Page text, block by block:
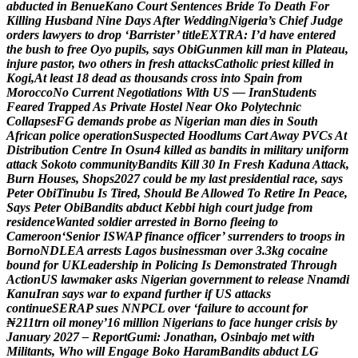
abducted in BenueKano Court Sentences Bride To Death For
Killing Husband Nine DaysAfter WeddingNigeria’s Chief Judge
orders lawyers to drop ‘Barrister’ titleEXTRA: I’d have entered
the bush to free Oyo pupils, says ObiGunmen kill man in Plateau,
injure pastor, two others in fresh attacksCatholic priest killed in
Kogi,At least 18 dead as thousands cross into Spain from
MoroccoNo Current Negotiations With US — IranStudents
Feared TrappedAs Private Hostel Near Oko Polytechnic
CollapsesFG demands probe as Nigerian man dies in South
African police operationSuspected Hoodlums CartAway PVCsAt
Distribution Centre In Osun4 killed as bandits in military uniform
attack Sokoto communityBandits Kill 30 In Fresh KadunaAttack,
Burn Houses, Shops2027 could be my last presidential race, says
Peter ObiTinubu Is Tired, Should BeAllowed To Retire In Peace,
Says Peter ObiBandits abduct Kebbi high court judge from
residenceWanted soldier arrested in Borno fleeing to
Cameroon‘Senior ISWAP finance officer’ surrenders to troops in
BornoNDLEA arrests Lagos businessman over 3.3kg cocaine
bound for UKLeadership in Policing Is Demonstrated Through
ActionUS lawmaker asks Nigerian government to release Nnamdi
KanuIran says war to expand further if US attacks
continueSERAP sues NNPCL over ‘failure to account for
₦211trn oil money’16 million Nigerians to face hunger crisis by
January 2027 – ReportGumi: Jonathan, Osinbajo met with
Militants, Who will Engage Boko HaramBandits abduct LG